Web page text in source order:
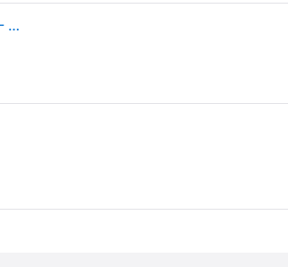
Osprey Ultralight DrySack Window 20L Trockensack schwarz - Black